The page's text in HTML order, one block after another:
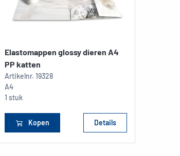
Elastomappen glossy dieren A4
PP katten
Artikelnr. 19328
A4
1 stuk
Kopen Details